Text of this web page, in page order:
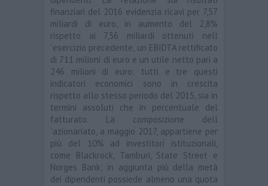
finanziari del 2016 evidenzia ricavi per 7,57
miliardi di euro, in aumento del 2,8%
rispetto ai 7,36 miliardi ottenuti nell
´esercizio precedente, un EBIDTA rettificato
di 711 milioni di euro e un utile netto pari a
246 milioni di euro: tutti e tre questi
indicatori economici sono in crescita
rispetto allo stesso periodo del 2015, sia in
termini assoluti che in percentuale del
fatturato. La composizione dell
´azionariato, a maggio 2017, appartiene per
più del 10% ad investitori istituzionali,
come Blackrock, Tamburi, State Street e
Norges Bank; in aggiunta più della metà
dei dipendenti possiede almeno una quota